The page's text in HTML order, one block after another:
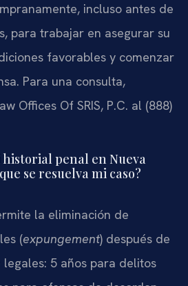
incluso antes de
para trabajar en asegurar su
favorables y comenzar
Para una consulta,
Offices Of SRIS, P.C. al (888)
penal en Nueva
se resuelva mi caso?
la eliminación de
(expungement) después de
5 años para delitos